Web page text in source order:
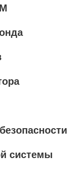
системы